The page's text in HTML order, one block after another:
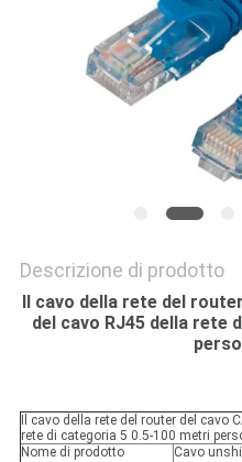
Descrizione di prodotto
Il cavo della rete del
del cavo RJ45 della rete
Il cavo della rete del router del cavo
rete di categoria 5 0.5-100 metri
Nome di prodotto
Cavo